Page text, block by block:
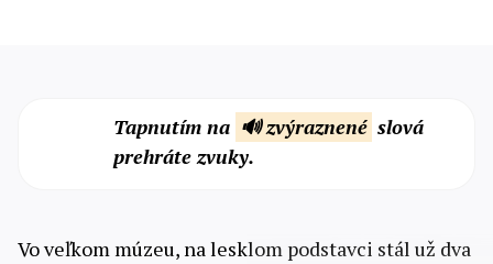
Tapnutím na 🔊 zvýraznené slová
prehráte zvuky.
Vo veľkom múzeu, na lesklom podstavci stál už dva